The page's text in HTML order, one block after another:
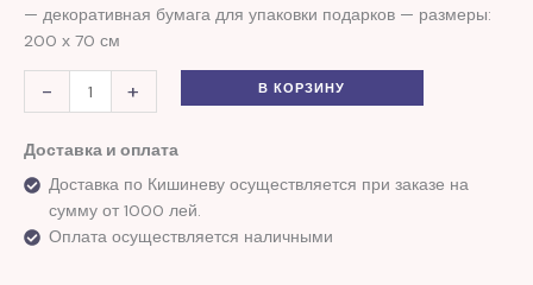
— декоративная бумага для упаковки подарков — размеры:
200 х 70 см
- + В КОРЗИНУ
Доставка и оплата
Доставка по Кишиневу осуществляется при заказе на
сумму от 1000 лей.
Оплата осуществляется наличными